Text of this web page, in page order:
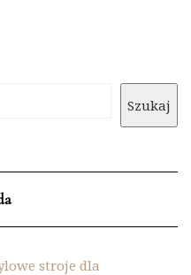
Szukaj
stroje dla